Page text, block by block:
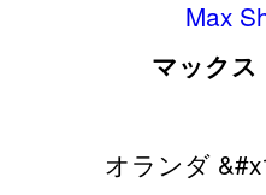
Max
マックス
オランダ